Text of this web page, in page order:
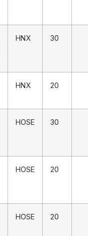
HNX 30
HNX 20
HOSE 30
HOSE 20
HOSE 20